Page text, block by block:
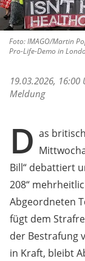
Foto: IMAGO/Martin
Pro-Life-Demo in
19.03.2026, 16:00
Meldung
D as
Bill“ debattiert
208“
Abgeordneten
fügt dem
der Bestrafung
in Kraft, bleibt